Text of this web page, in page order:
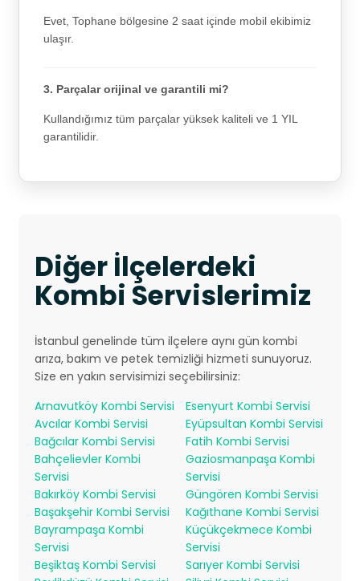
Evet, Tophane bölgesine 2 saat içinde mobil ekibimiz
ulaşır.
3. Parçalar orijinal ve garantili mi?
Kullandığımız tüm parçalar yüksek kaliteli ve 1 YIL
garantilidir.
Diğer İlçelerdeki
Kombi Servislerimiz
İstanbul genelinde tüm ilçelere aynı gün kombi
arıza, bakım ve petek temizliği hizmeti sunuyoruz.
Size en yakın servisimizi seçebilirsiniz:
Arnavutköy Kombi Servisi
Avcılar Kombi Servisi
Bağcılar Kombi Servisi
Bahçelievler Kombi
Servisi
Bakırköy Kombi Servisi
Başakşehir Kombi Servisi
Bayrampaşa Kombi
Servisi
Beşiktaş Kombi Servisi
Esenyurt Kombi Servisi
Eyüpsultan Kombi Servisi
Fatih Kombi Servisi
Gaziosmanpaşa Kombi
Servisi
Güngören Kombi Servisi
Kağıthane Kombi Servisi
Küçükçekmece Kombi
Servisi
Sarıyer Kombi Servisi